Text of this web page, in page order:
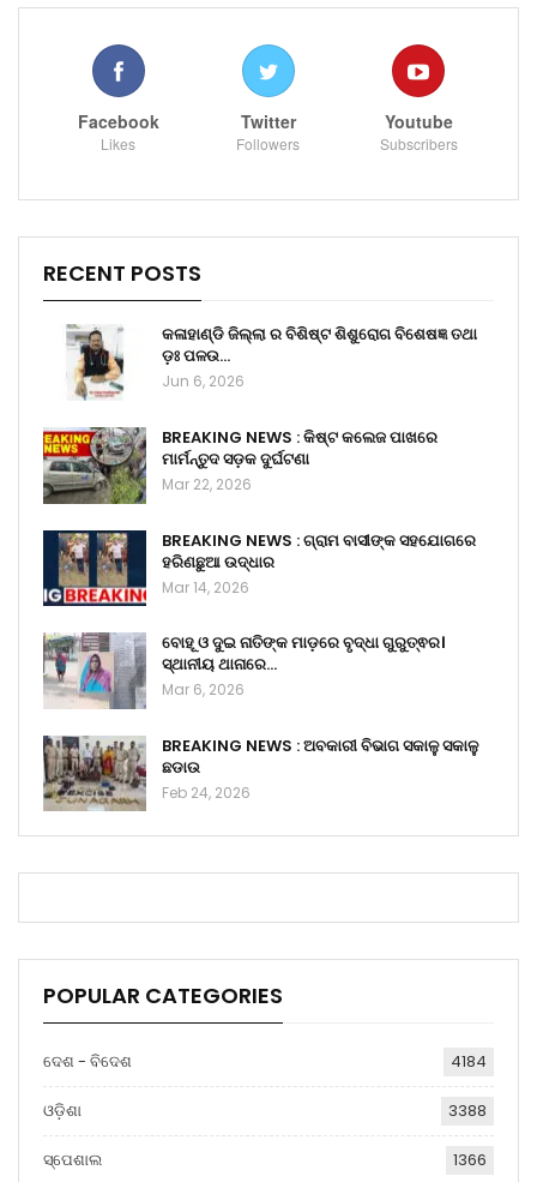
Facebook
Likes
Twitter
Followers
Youtube
Subscribers
RECENT POSTS
କଳାହାଣ୍ଡି ଜିଲ୍ଲା ର ବିଶିଷ୍ଟ ଶିଶୁରୋଗ ବିଶେଷଜ୍ଞ ତଥା
ଡ଼ଃ ପଳଉ…
Jun 6, 2026
BREAKING NEWS : କିଷ୍ଟ କଲେଜ ପାଖରେ
ମାର୍ମନ୍ତୁଦ ସଡ଼କ ଦୁର୍ଘଟଣା
Mar 22, 2026
BREAKING NEWS : ଗ୍ରାମ ବାସୀଙ୍କ ସହଯୋଗରେ
ହରିଣଛୁଆ ଉଦ୍ଧାର
Mar 14, 2026
ବୋହୂ ଓ ଦୁଇ ନାତିଙ୍କ ମାଡ଼ରେ ବୃଦ୍ଧା ଗୁରୁତ୍ଵର।
ସ୍ଥାନୀୟ ଥାନାରେ…
Mar 6, 2026
BREAKING NEWS : ଅବକାରୀ ବିଭାଗ ସକାଳୁ ସକାଳୁ
ଛଡାଉ
Feb 24, 2026
POPULAR CATEGORIES
ଦେଶ - ବିଦେଶ 4184
ଓଡ଼ିଶା 3388
ସ୍ପେଶାଲ 1366